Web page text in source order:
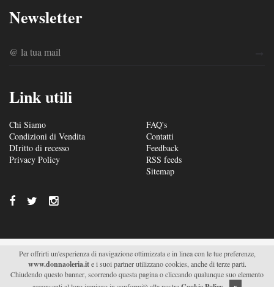
Newsletter
Link utili
Chi Siamo
Condizioni di Vendita
DIritto di recesso
Privacy Policy
FAQ's
Contatti
Feedback
RSS feeds
Sitemap
© 2026/2027 Soc. Agr. Donna Oleria s.r.l. - Via S. Fili –
C.da Saetta 19 – Monteroni di Lecce (LE) - P.IVA
04511470751 | Supported by Moviweb
Per offrirti un'esperienza di navigazione ottimizzata e in linea con le tue preferenze,
www.donnaoleria.ite i suoi partner utilizzano cookies, anche di terze parti.
Chiudendo questo banner, scorrendo questa pagina o cliccando qualunque suo elemento